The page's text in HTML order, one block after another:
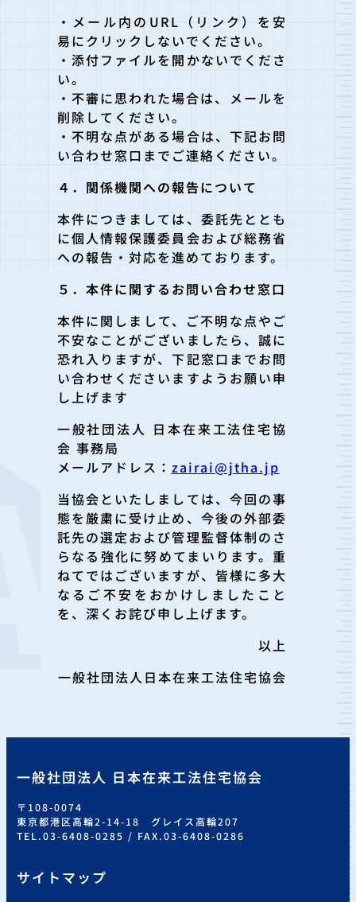
・メール内のURL（リンク）を安
易にクリックしないでください。
・添付ファイルを開かないでくださ
い。
・不審に思われた場合は、メールを
削除してください。
・不明な点がある場合は、下記お問
い合わせ窓口までご連絡ください。
４．関係機関への報告について
本件につきましては、委託先ととも
に個人情報保護委員会および総務省
への報告・対応を進めております。
５．本件に関するお問い合わせ窓口
本件に関しまして、ご不明な点やご
不安なことがございましたら、誠に
恐れ入りますが、下記窓口までお問
い合わせくださいますようお願い申
し上げます
一般社団法人 日本在来工法住宅協
会 事務局
メールアドレス： zairai@jtha.jp
当協会といたしましては、今回の事
態を厳粛に受け止め、今後の外部委
託先の選定および管理監督体制のさ
らなる強化に努めてまいります。重
ねてではございますが、皆様に多大
なるご不安をおかけしましたこと
を、深くお詫び申し上げます。
以上
一般社団法人日本在来工法住宅協会
一般社団法人 日本在来工法住宅協会
〒108-0074
東京都港区高輪2-14-18 グレイス高輪207
TEL.03-6408-0285 / FAX.03-6408-0286
サイトマップ